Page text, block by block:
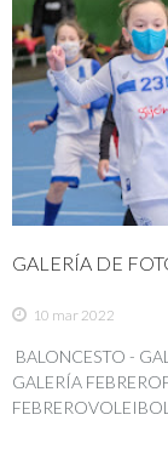
GALERÍA DE
10 mar 2022
BALONCESTO -
GALERÍA